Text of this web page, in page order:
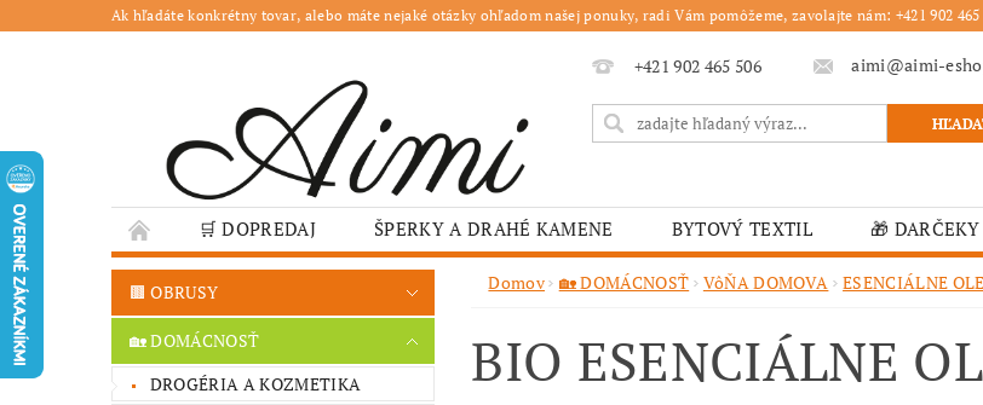
Ak hľadáte konkrétny tovar, alebo máte nejaké otázky ohľadom našej ponuky, radi Vám pomôžeme, zavolajte nám: +421 902 465
+421 902 465 506 aimi@aimi-
🛒 DOPREDAJ ŠPERKY A DRAHÉ KAMENE BYTOVÝ TEXTIL 🎁
🌳 ZÁHRADA
🍽️ GASTRO JESENNÉ OBRUSY 🎄 VIANOČNÝ TOVAR 🏫
❤️ VALENTÍN – TIPY NA DARČEKY
GASTRO PREVÁDZKY
ŠKOLY A VEREJNÉ ZARIADENIA MOJA OBJEDNÁVKA
🟫 OBRUSY
🏡 DOMÁCNOSŤ
DROGÉRIA A KOZMETIKA
Domov 🏡 DOMÁCNOSŤ VôŇA DOMOVA ESENCIÁLNE
BIO ESENCIÁLNE